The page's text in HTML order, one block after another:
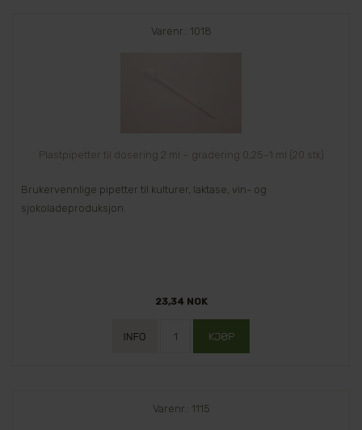
Varenr.: 1018
Plastpipetter til dosering 2 ml – gradering 0,25–1 ml (20 stk)
Brukervennlige pipetter til kulturer, laktase, vin- og
sjokoladeproduksjon.
23,34 NOK
Varenr.: 1115